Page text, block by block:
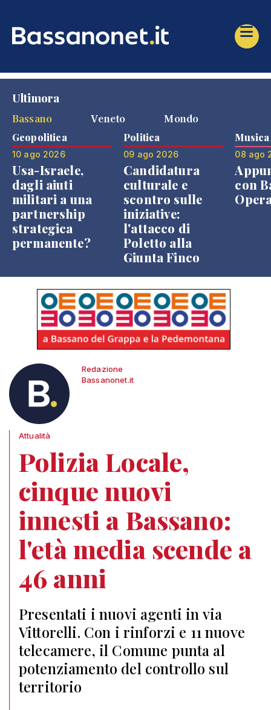
Ultimora
Bassano
Veneto Mondo
Geopolitica
10 ago 2026
Usa-Israele,
dagli aiuti
militari a una
partnership
strategica
permanente?
Politica
09 ago 2026
Candidatura
culturale e
scontro sulle
iniziative:
l'attacco di
Poletto alla
Giunta Finco
Musica
08 ago
con
Redazione
Bassanonet.it
Attualità
Polizia Locale,
cinque nuovi
innesti a Bassano:
l'età media scende a
46 anni
Presentati i nuovi agenti in via
Vittorelli. Con i rinforzi e 11 nuove
telecamere, il Comune punta al
potenziamento del controllo sul
territorio